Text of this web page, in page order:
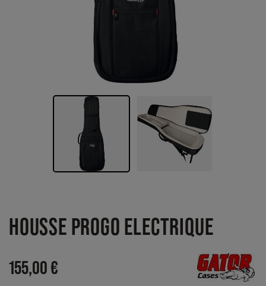
HOUSSE PROGO ELECTRIQUE
155,00 €